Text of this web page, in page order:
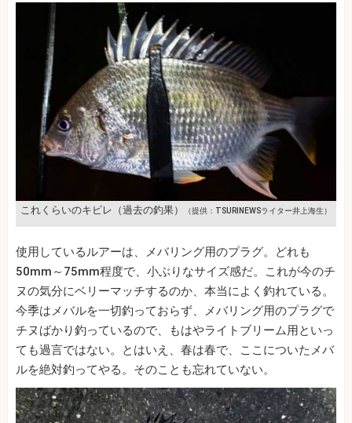
これくらいのキビレ（過去の釣果） （提供：TSURINEWSライター井上海生）
使用しているルアーは、メバリング用のプラグ。どれも
50mm～75mm程度で、小ぶりなサイズ感だ。これが今のチ
ヌの気分にベリーマッチするのか、本当によく釣れている。
今季はメバルを一切釣っておらず、メバリング用のプラグで
チヌばかり釣っているので、もはやライトブリーム用といっ
ても過言ではない。とはいえ、春は春で、ここについたメバ
ルを絶対釣ってやる。そのことも忘れていない。